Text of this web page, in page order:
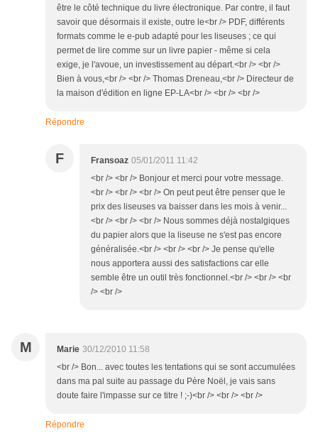
être le côté technique du livre électronique. Par contre, il faut
savoir que désormais il existe, outre le<br /> PDF, différents
formats comme le e-pub adapté pour les liseuses ; ce qui
permet de lire comme sur un livre papier - même si cela
exige, je l'avoue, un investissement au départ.<br /> <br />
Bien à vous,<br /> <br /> Thomas Dreneau,<br /> Directeur de
la maison d'édition en ligne EP-LA<br /> <br /> <br />
Répondre
F Fransoaz 05/01/2011 11:42
<br /> <br /> Bonjour et merci pour votre message.
<br /> <br /> <br /> On peut peut être penser que le
prix des liseuses va baisser dans les mois à venir...
<br /> <br /> <br /> Nous sommes déjà nostalgiques
du papier alors que la liseuse ne s'est pas encore
généralisée.<br /> <br /> <br /> Je pense qu'elle
nous apportera aussi des satisfactions car elle
semble être un outil très fonctionnel.<br /> <br /> <br
/> <br />
M Marie 30/12/2010 11:58
<br /> Bon... avec toutes les tentations qui se sont accumulées
dans ma pal suite au passage du Père Noël, je vais sans
doute faire l'impasse sur ce titre ! ;-)<br /> <br /> <br />
Répondre